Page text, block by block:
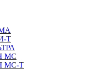
Т
МС
МС-Т